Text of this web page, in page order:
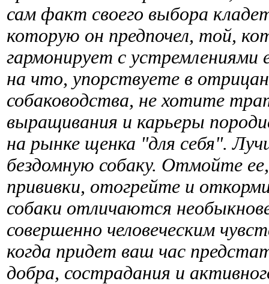
сам факт своего выбора
которую он предпочел, той,
гармонирует с
на что, упорствуете в
собаководства, не хотите
выращивания и карьеры
на рынке щенка "для себя".
бездомную собаку. Отмойте
прививки, отогрейте и
собаки отличаются
совершенно человеческим
когда придет ваш час
добра, сострадания и